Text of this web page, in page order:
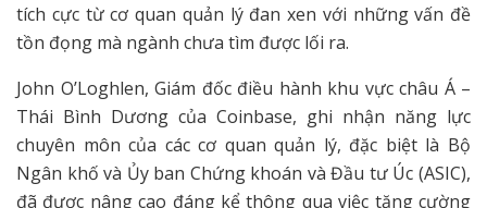
tích cực từ cơ quan quản lý đan xen với những vấn đề
tồn đọng mà ngành chưa tìm được lối ra.
John O’Loghlen, Giám đốc điều hành khu vực châu Á –
Thái Bình Dương của Coinbase, ghi nhận năng lực
chuyên môn của các cơ quan quản lý, đặc biệt là Bộ
Ngân khố và Ủy ban Chứng khoán và Đầu tư Úc (ASIC),
đã được nâng cao đáng kể thông qua việc tăng cường